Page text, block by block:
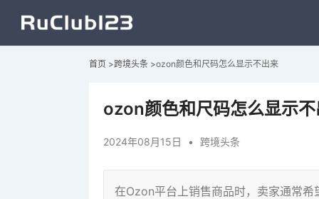
首页 >跨境头条 >ozon颜色和尺码怎么显示不出来
ozon颜色和尺码怎么显示
2024年08月15日 • 跨境头条
在Ozon平台上销售商品时，卖家通常